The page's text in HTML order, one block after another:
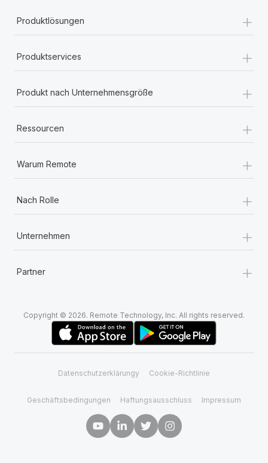
Produktlösungen +
Produktservices +
Produkt nach Unternehmensgröße +
Ressourcen +
Warum Remote +
Nach Rolle +
Unternehmen +
Partner +
Copyright © 2026. Remote Technology, Inc. All rights reserved.
Datenschutzerklärungy Cookie-Richtlinie
Geschäftsbedingungen Haftungsausschluss Impressum